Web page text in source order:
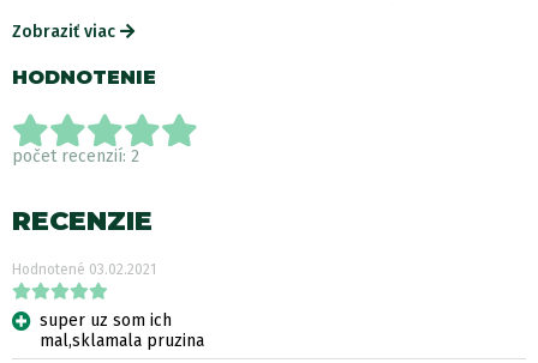
Zobraziť viac
HODNOTENIE
počet recenzií: 2
RECENZIE
Hodnotené 03.02.2021
super uz som ich
mal,sklamala pruzina